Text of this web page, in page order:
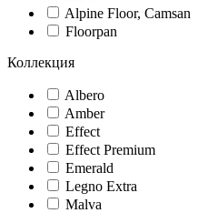
Alpine Floor, Camsan
Floorpan
Коллекция
Albero
Amber
Effect
Effect Premium
Emerald
Legno Extra
Malva